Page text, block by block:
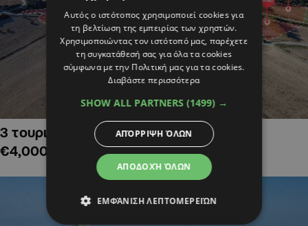
3 τουριστικά χωράφια στην Αλαμινό,
€4,000,000
Αυτός ο ιστότοπος χρησιμοποιεί cookies για
τη βελτίωση της εμπειρίας των χρηστών.
Χρησιμοποιώντας τον ιστότοπό μας, παρέχετε
τη συγκατάθεσή σας για όλα τα cookies
σύμφωνα με την Πολιτική μας για τα cookies.
Διαβάστε περισσότερα
SHOW ALL PARTNERS (1499) →
ΑΠΟΔΟΧΉ ΌΛΩΝ
ΑΠΌΡΡΙΨΗ ΌΛΩΝ
ΕΜΦΆΝΙΣΗ ΛΕΠΤΟΜΕΡΕΙΏΝ